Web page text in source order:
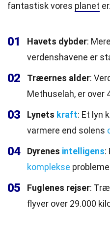
fantastisk vores planet er.
01 Havets dybder:
verdenshavene er
02 Træernes alder:
Methuselah, er over
03 Lynets kraft: Et lyn
varmere end solens
04 Dyrenes intelligens:
komplekse
05 Fuglenes rejser:
flyver over 29.000